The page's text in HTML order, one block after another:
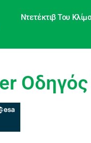
Ντετέκτιβ Του
Οδηγός